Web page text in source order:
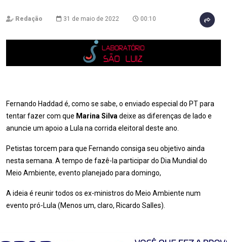
Redação 31 de maio de 2022 00:10
Fernando Haddad é, como se sabe, o enviado especial do PT para
tentar fazer com que Marina Silva deixe as diferenças de lado e
anuncie um apoio a Lula na corrida eleitoral deste ano.
Petistas torcem para que Fernando consiga seu objetivo ainda
nesta semana. A tempo de fazê-la participar do Dia Mundial do
Meio Ambiente, evento planejado para domingo,
A ideia é reunir todos os ex-ministros do Meio Ambiente num
evento pró-Lula (Menos um, claro, Ricardo Salles).